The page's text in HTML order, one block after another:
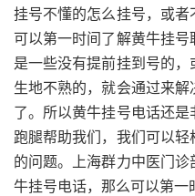
挂号不懂的怎么挂号，或
可以第一时间了解黄牛挂
是一些没有提前挂到号的
生地不熟的，就会通过来
了。所以黄牛挂号电话还
跑腿帮助我们，我们可以
的问题。上海群力中医门
牛挂号电话，那么可以第一